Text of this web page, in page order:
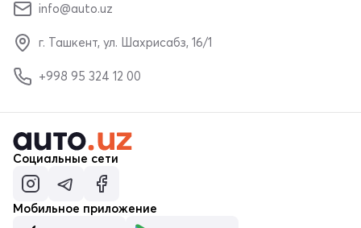
info@auto.uz
г. Ташкент, ул. Шахрисабз, 16/1
+998 95 324 12 00
Социальные сети
Мобильное приложение